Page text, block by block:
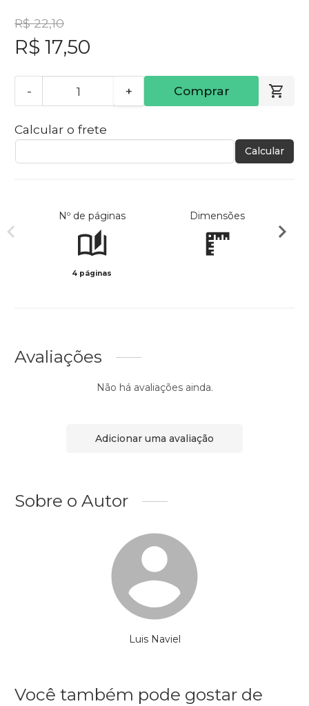
R$ 22,10
R$ 17,50
- + Comprar
Calcular o frete
Calcular
Nº de páginas
4 páginas
Dimensões
Avaliações
Não há avaliações ainda.
Adicionar uma avaliação
Sobre o Autor
Luis Naviel
Você também pode gostar de